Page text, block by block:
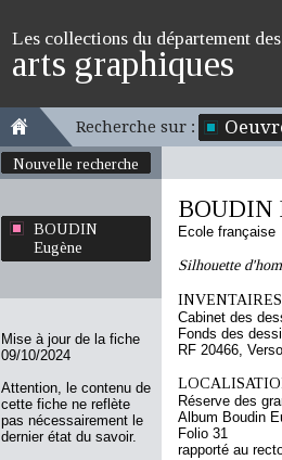
Les collections du département des
arts graphiques
Recherche sur :
Nouvelle recherche
BOUDIN
Eugène
Mise à jour de la fiche
09/10/2024
Attention, le contenu de
cette fiche ne reflète
pas nécessairement le
dernier état du savoir.
BOUDIN
Ecole française
Silhouette
Cabinet des
Fonds des
RF 20466, Verso
Réserve des
Album Boudin
Folio 31
rapporté au